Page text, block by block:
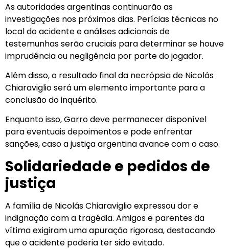
As autoridades argentinas continuarão as
investigações nos próximos dias. Perícias técnicas no
local do acidente e análises adicionais de
testemunhas serão cruciais para determinar se houve
imprudência ou negligência por parte do jogador.
Além disso, o resultado final da necrópsia de Nicolás
Chiaraviglio será um elemento importante para a
conclusão do inquérito.
Enquanto isso, Garro deve permanecer disponível
para eventuais depoimentos e pode enfrentar
sanções, caso a justiça argentina avance com o caso.
Solidariedade e pedidos de
justiça
A família de Nicolás Chiaraviglio expressou dor e
indignação com a tragédia. Amigos e parentes da
vítima exigiram uma apuração rigorosa, destacando
que o acidente poderia ter sido evitado.